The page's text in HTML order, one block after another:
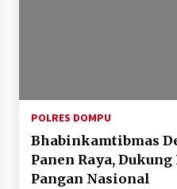
POLRES DOMPU
Bhabinkamtibmas
Panen Raya,
Pangan Nasional